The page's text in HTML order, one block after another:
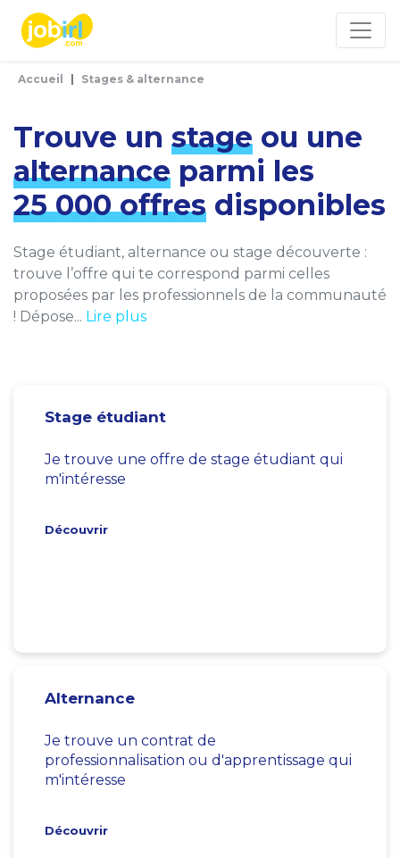
Accueil Stages & alternance
Trouve un stage ou une
alternance parmi les
25 000 offres disponibles
Stage étudiant, alternance ou stage découverte :
trouve l’offre qui te correspond parmi celles
proposées par les professionnels de la communauté
! Dépose... Lire plus
Stage étudiant
Je trouve une offre de stage étudiant qui
m'intéresse
Découvrir
Alternance
Je trouve un contrat de
professionnalisation ou d'apprentissage qui
m'intéresse
Découvrir
Panneau de gestion des cookies